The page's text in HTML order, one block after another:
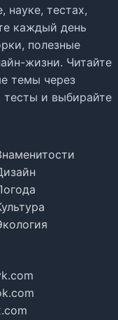
науке, тестах,
каждый день
полезные
жизни. Читайте
темы через
тесты и выбирайте